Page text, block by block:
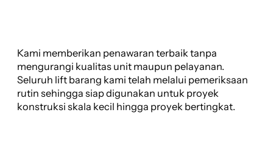
Kami memberikan penawaran terbaik tanpa
mengurangi kualitas unit maupun pelayanan.
Seluruh lift barang kami telah melalui pemeriksaan
rutin sehingga siap digunakan untuk proyek
konstruksi skala kecil hingga proyek bertingkat.